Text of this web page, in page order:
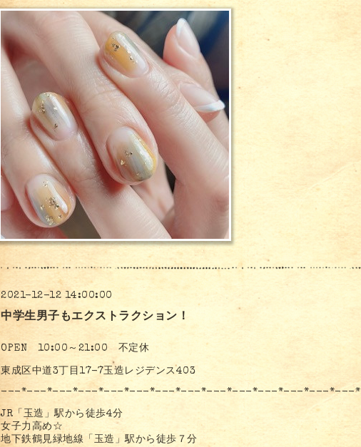
2021-12-12 14:00:00
中学生男子もエクストラクション！
OPEN 10:00～21:00 不定休
東成区中道3丁目17-7玉造レジデンス403
---*---*---*---*---*---*---*---*---*---*---*---*---*---*
JR「玉造」駅から徒歩4分
女子力高め☆
地下鉄鶴見緑地線「玉造」駅から徒歩７分